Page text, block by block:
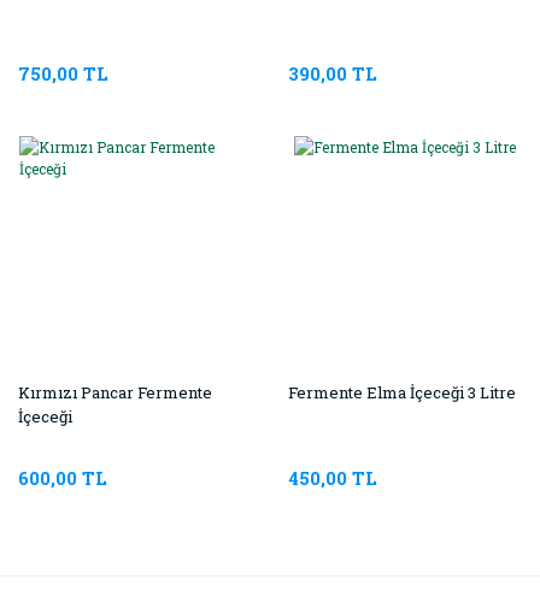
750,00 TL 390,00 TL
Kırmızı Pancar Fermente
İçeceği
600,00 TL
Fermente Elma İçeceği 3 Litre
450,00 TL